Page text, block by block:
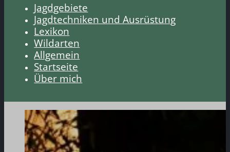
Jagdgebiete
Jagdtechniken und Ausrüstung
Lexikon
Wildarten
Allgemein
Startseite
Über mich